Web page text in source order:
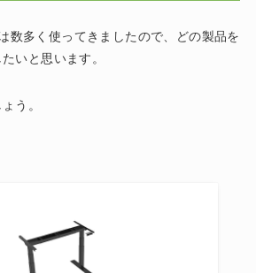
数多く使ってきましたので、どの製品を
いと思います。
う。